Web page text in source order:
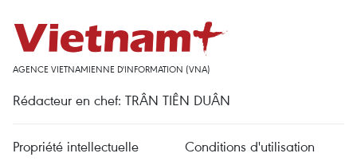
AGENCE VIETNAMIENNE D'INFORMATION (VNA)
Rédacteur en chef: TRÂN TIÊN DUÂN
Propriété intellectuelle
Conditions d'utilisation